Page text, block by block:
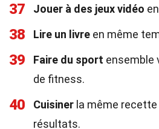
37 Jouer à des jeux vidéo
38 Lire un livre en même
39 Faire du sport ensemble
de fitness.
40 Cuisiner la même
résultats.